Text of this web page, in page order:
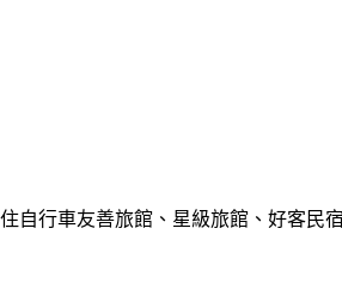
自行車友善旅館、星級旅館、好客民